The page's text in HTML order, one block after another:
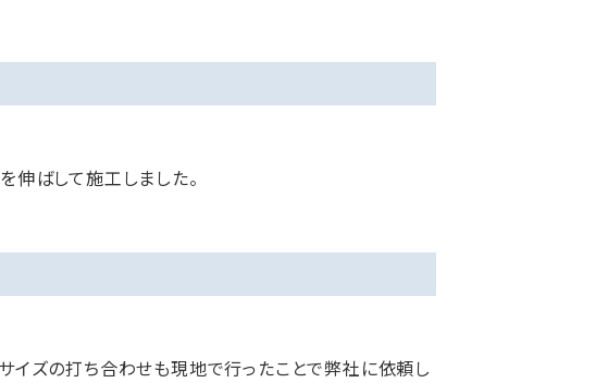
伸ばして施工しました。
イズの打ち合わせも現地で行ったことで弊社に依頼し